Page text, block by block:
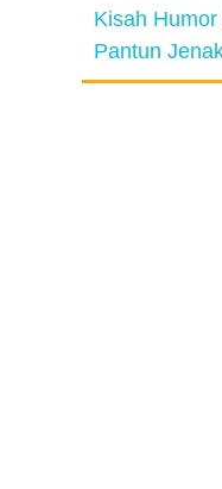
Kisah Humor
Pantun